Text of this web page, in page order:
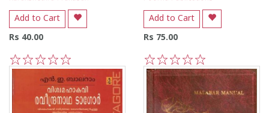
Add to Cart
Rs 40.00
5
4
3
2
1
Add to Cart
Rs 75.00
5
4
3
2
1